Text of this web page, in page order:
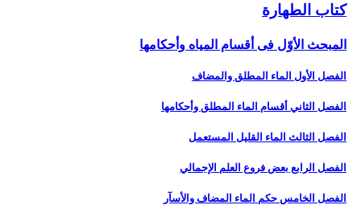
كتاب الطهارة
المبحث الأوّل فى أقسام المياه وأحكامها
الفصل الأول الماء المطلق والمضاف‏
الفصل الثاني أقسام الماء المطلق وأحكامها
الفصل الثالث الماء القليل المستعمل‏
الفصل الرابع بعض فروع العلم الإجمالي‏
الفصل الخامس حكم الماء المضاف والأسآر